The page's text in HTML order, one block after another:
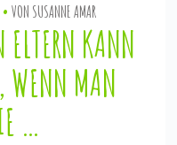
VON SUSANNE AMAR
KANN
WENN MAN